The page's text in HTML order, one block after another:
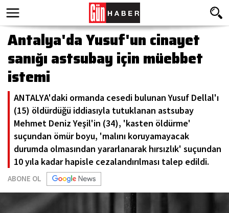
Antalya'da Yusuf'un cinayet
sanığı astsubay için müebbet
istemi
ANTALYA'daki ormanda cesedi bulunan Yusuf Dellal'ı
(15) öldürdüğü iddiasıyla tutuklanan astsubay
Mehmet Deniz Yeşil'in (34), 'kasten öldürme'
suçundan ömür boyu, 'malını koruyamayacak
durumda olmasından yararlanarak hırsızlık' suçundan
10 yıla kadar hapisle cezalandırılması talep edildi.
ABONE OL